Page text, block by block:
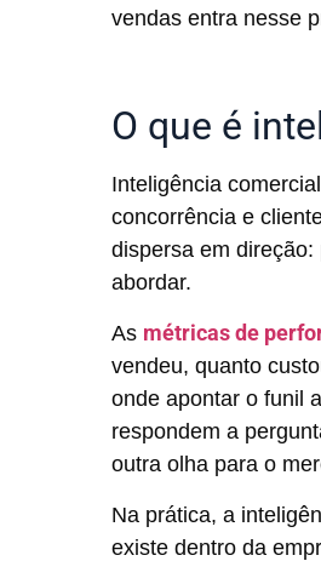
vendas entra nesse
O que é
Inteligência
concorrência e
dispersa em
abordar.
As métricas de
vendeu, quanto
onde apontar o funil
respondem a
outra olha para o
Na prática, a
existe dentro da